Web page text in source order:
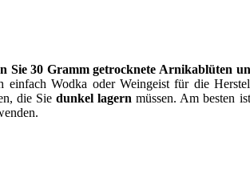
Sie 30 Gramm getrocknete Arnikablüten
einfach Wodka oder Weingeist für die
die Siedunkel lagern müssen. Am besten